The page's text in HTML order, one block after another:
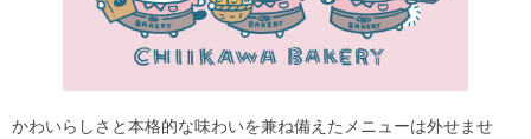
かわいらしさと本格的な味わいを兼ね備えたメニューは外せませ